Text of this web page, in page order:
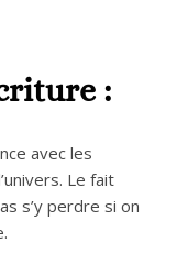
:
avec les
Le fait
s’y perdre si on